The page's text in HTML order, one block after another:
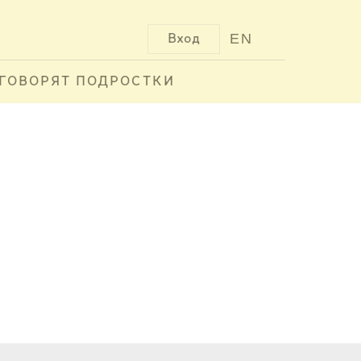
EN
Вход
ГОВОРЯТ ПОДРОСТКИ